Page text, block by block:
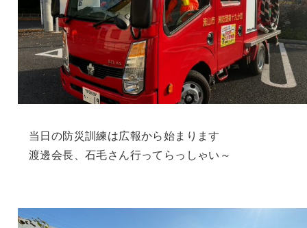
当日の防災訓練は広報から始まります
渡邊会長、石毛さん行ってらっしゃい～